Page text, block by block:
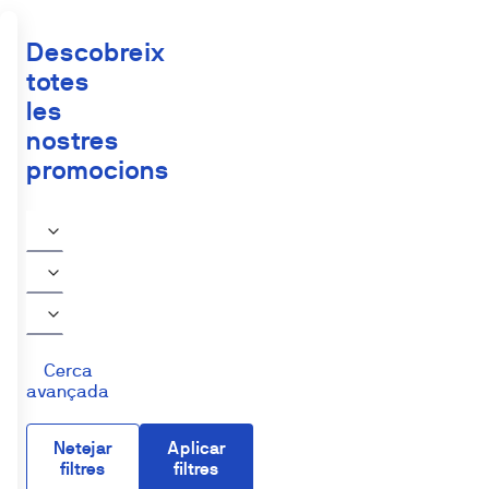
Descobreix
totes
les
nostres
promocions
Cerca
avançada
Netejar
filtres
Aplicar
filtres